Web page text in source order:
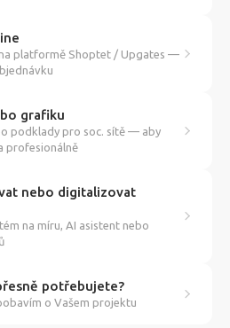
platformě Shoptet / Upgates —
grafiku
podklady pro soc. sítě — aby
profesionálně
nebo digitalizovat
na míru, AI asistent nebo
potřebujete?
o Vašem projektu